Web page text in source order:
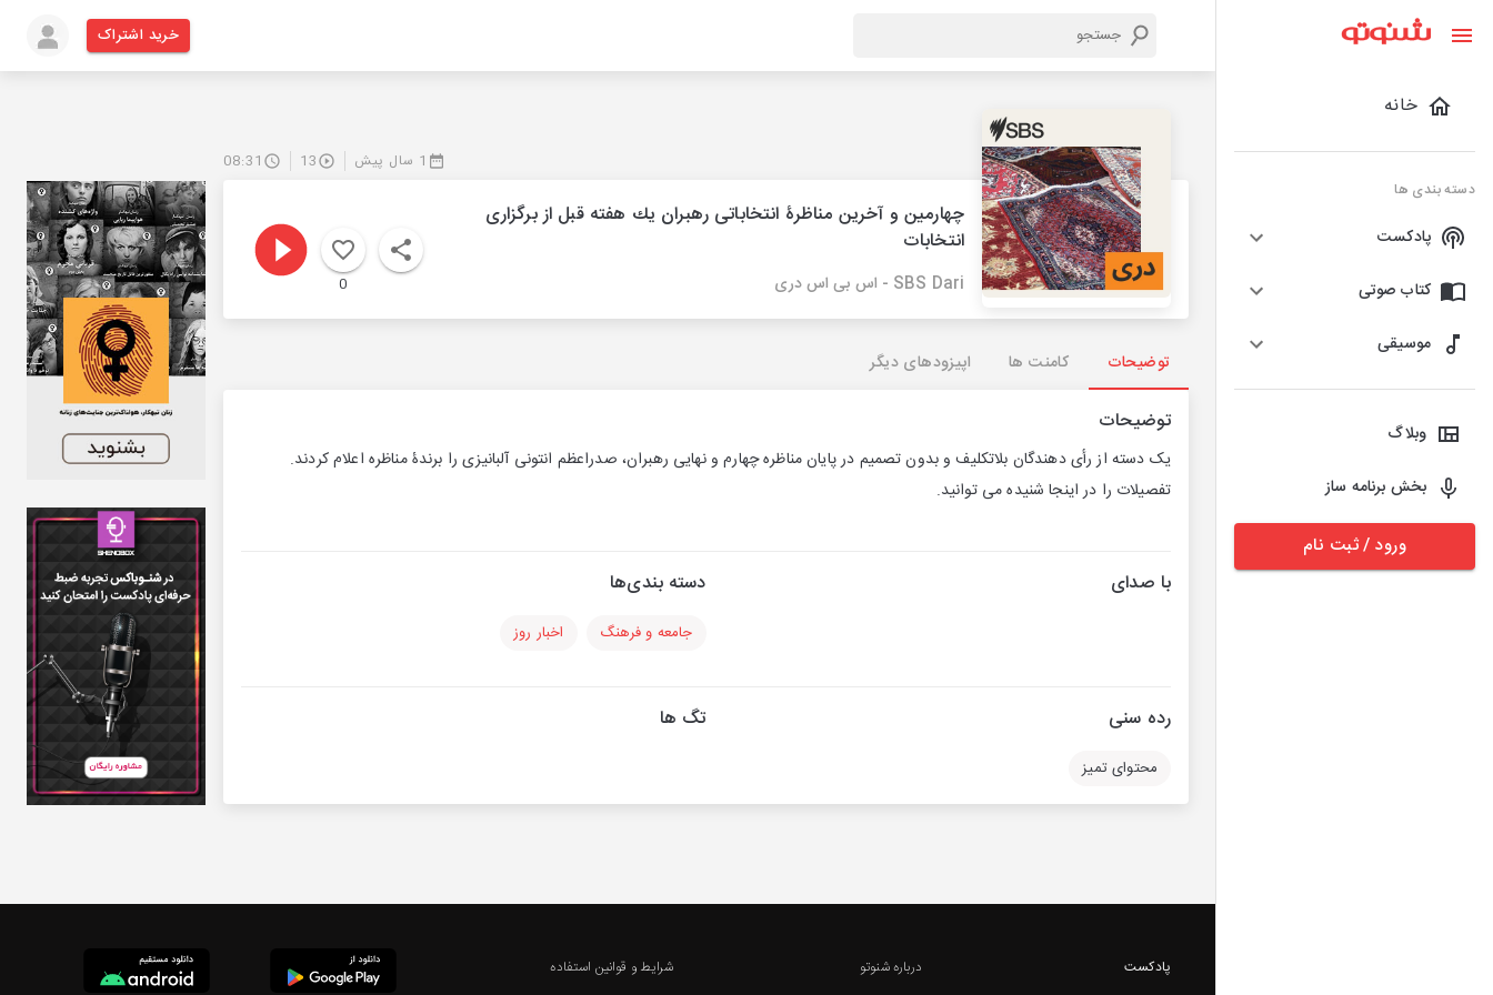
خانه
دسته بندی ها
پادکست
کتاب صوتی
موسیقی
وبلاگ
بخش برنامه ساز
ورود / ثبت نام
خرید اشتراک
1 سال پیش 13
08:31
چهارمين و آخرين مناظرۀ انتخاباتى رهبران يك هفته قبل از برگزارى
انتخابات
SBS Dari - اس بی اس دری 0
توضیحات کامنت ها اپیزودهای دیگر
توضیحات
یک دسته از رأی دهندگان بلاتکلیف و بدون تصميم در پایان مناظره چهارم و نهایی رهبران، صدراعظم انتونی آلبانیزى را برندۀ مناظره اعلام كردند.
تفصيلات را در اينجا شنيده مى توانيد.
با صدای دسته بندی‌ها
جامعه و فرهنگ اخبار روز
رده سنی
محتوای تمیز
تگ ها
پادکست
درباره شنوتو
شرایط و قوانین استفاده